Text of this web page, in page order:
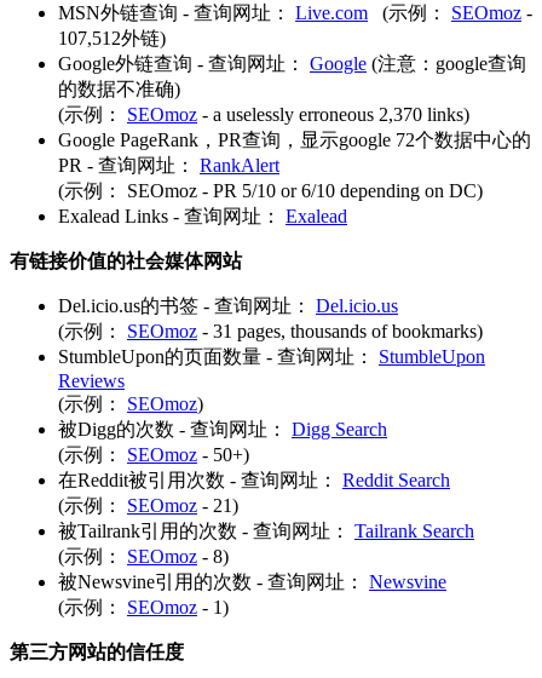
MSN外链查询 - 查询网址： Live.com (示例： SEOmoz -
107,512外链)
Google外链查询 - 查询网址： Google (注意：google查询
的数据不准确)
(示例： SEOmoz - a uselessly erroneous 2,370 links)
Google PageRank，PR查询，显示google 72个数据中心的
PR - 查询网址： RankAlert
(示例： SEOmoz - PR 5/10 or 6/10 depending on DC)
Exalead Links - 查询网址： Exalead
有链接价值的社会媒体网站
Del.icio.us的书签 - 查询网址： Del.icio.us
(示例： SEOmoz - 31 pages, thousands of bookmarks)
StumbleUpon的页面数量 - 查询网址： StumbleUpon
Reviews
(示例： SEOmoz)
被Digg的次数 - 查询网址： Digg Search
(示例： SEOmoz - 50+)
在Reddit被引用次数 - 查询网址： Reddit Search
(示例： SEOmoz - 21)
被Tailrank引用的次数 - 查询网址： Tailrank Search
(示例： SEOmoz - 8)
被Newsvine引用的次数 - 查询网址： Newsvine
(示例： SEOmoz - 1)
第三方网站的信任度